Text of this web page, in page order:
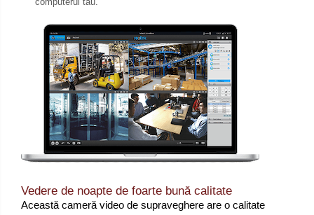
Vedere de noapte de foarte bună calitate
Această cameră video de supraveghere are o calitate